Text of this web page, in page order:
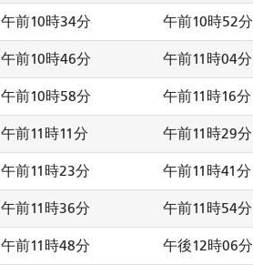
午前10時34分 午前10時52分
午前10時46分 午前11時04分
午前10時58分 午前11時16分
午前11時11分 午前11時29分
午前11時23分 午前11時41分
午前11時36分 午前11時54分
午前11時48分 午後12時06分